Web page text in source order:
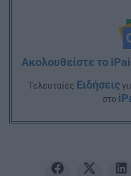
Ακολουθείστε το
Tελευταίες Ειδήσεις
στο